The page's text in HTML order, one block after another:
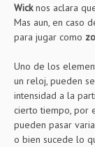
Wicknos aclara
Mas aun, en caso
para jugar como
Uno de los
un reloj, pueden
intensidad a la
cierto tiempo, por
pueden pasar
o bien sucede lo